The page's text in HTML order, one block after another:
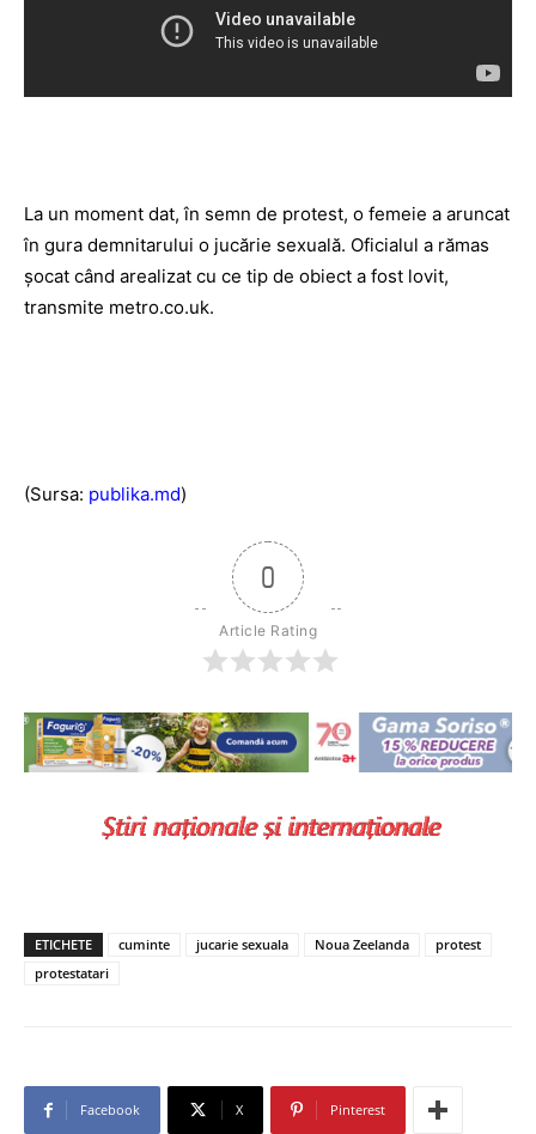
La un moment dat, în semn de protest, o femeie a aruncat
în gura demnitarului o jucărie sexuală. Oficialul a rămas
şocat când arealizat cu ce tip de obiect a fost lovit,
transmite metro.co.uk.
(Sursa: publika.md)
0
Article Rating
ETICHETE cuminte jucarie sexuala Noua Zeelanda
protest
protestatari
Facebook X Pinterest